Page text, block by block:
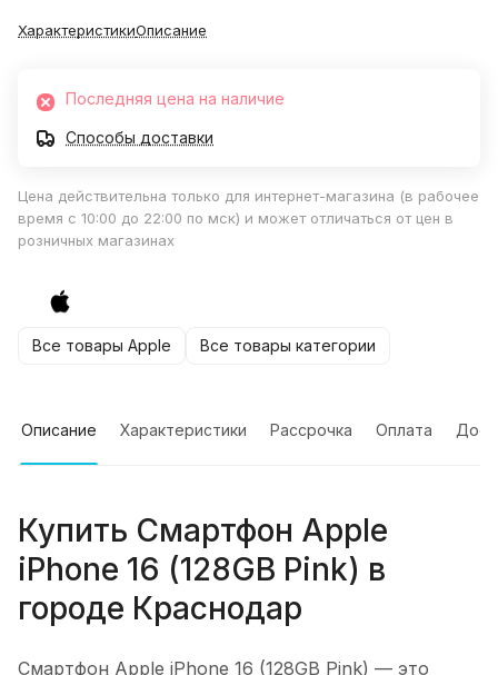
ХарактеристикиОписание
Последняя цена на наличие
Способы доставки
Цена действительна только для интернет-магазина (в рабочее
время с 10:00 до 22:00 по мск) и может отличаться от цен в
розничных магазинах
Все товары Apple Все товары категории
Описание Характеристики Рассрочка Оплата
Купить Смартфон Apple
iPhone 16 (128GB Pink) в
городе Краснодар
Смартфон Apple iPhone 16 (128GB Pink) — это